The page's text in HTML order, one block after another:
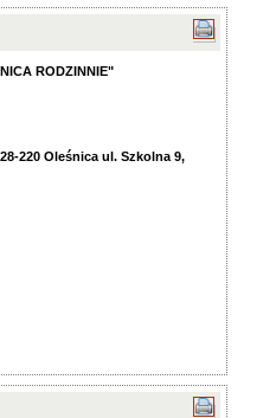
RODZINNIE"
220 Oleśnica ul. Szkolna 9,